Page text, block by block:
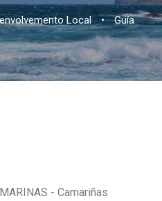
Local • Guía
- Camariñas